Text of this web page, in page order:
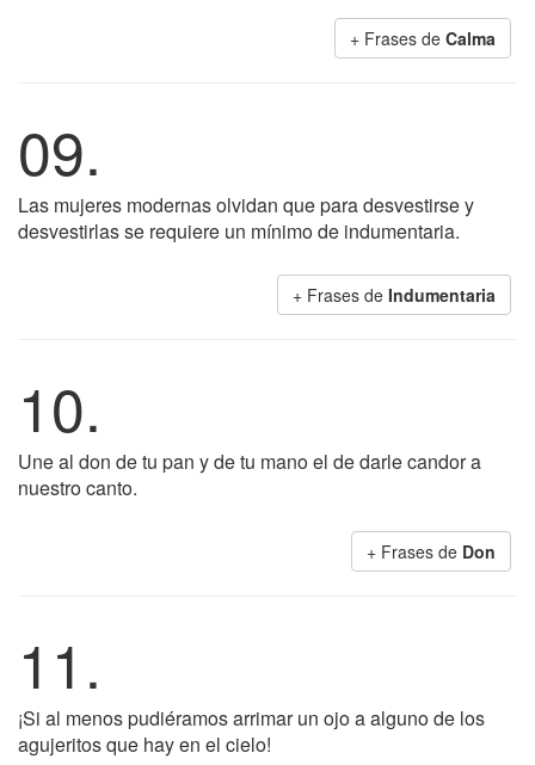
+ Frases de Calma
09.
Las mujeres modernas olvidan que para desvestirse y
desvestirlas se requiere un mínimo de indumentaria.
+ Frases de Indumentaria
10.
Une al don de tu pan y de tu mano el de darle candor a
nuestro canto.
+ Frases de Don
11.
¡Si al menos pudiéramos arrimar un ojo a alguno de los
agujeritos que hay en el cielo!